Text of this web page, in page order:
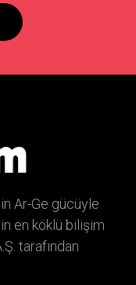
Ar-Ge gücüyle
en köklü bilişim
tarafından